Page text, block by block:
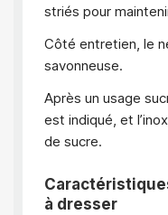
striés pour
Côté entretien, le
savonneuse.
Après un usage
est indiqué, et
de sucre.
à dresser